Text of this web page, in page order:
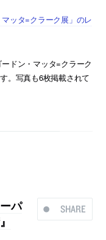
ッタ=クラーク展」のレ
ドン・マッタ=クラーク
。写真も6枚掲載されて
SHARE
パ